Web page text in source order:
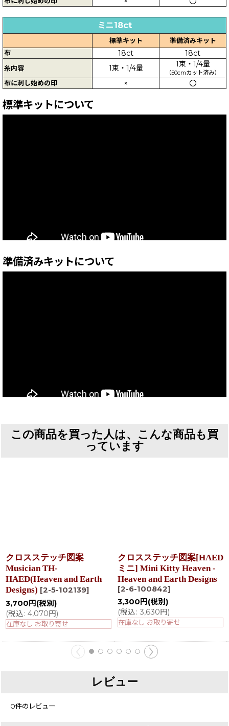
ミニ18ct
標準キット
準備済みキット
布
18ct 18ct
糸内容 1束・1/4量 1束・1/4量
（50cmカット済み）
布に刺し始めの印 × 〇
標準キットについて
準備済みキットについて
この商品を買った人は、こんな商品も買
っています
クロスステッチ図案
Musician TH-
HAED(Heaven and Earth
Designs) [2-5-102139]
3,700 円 (税別)
(税込: 4,070円)
在庫なし お取り寄せ
クロスステッチ図案[HAED
ミニ] Mini Kitty Heaven -
Heaven and Earth Designs
[2-6-100842]
3,300 円 (税別)
(税込: 3,630円)
在庫なし お取り寄せ
レビュー
0件のレビュー